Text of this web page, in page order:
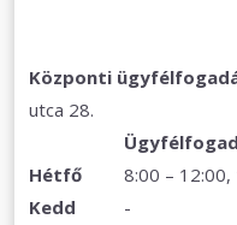
Központi
utca 28.
Hétfő
8:00 –
Kedd
-